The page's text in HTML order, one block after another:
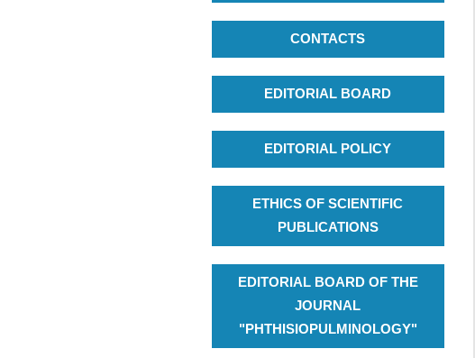
CONTACTS
EDITORIAL BOARD
EDITORIAL POLICY
ETHICS OF SCIENTIFIC
PUBLICATIONS
EDITORIAL BOARD OF THE
JOURNAL
"PHTHISIOPULMINOLOGY"